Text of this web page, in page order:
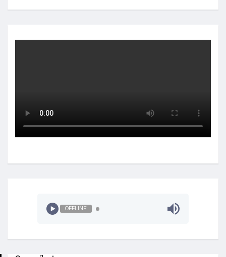
OFFLINE